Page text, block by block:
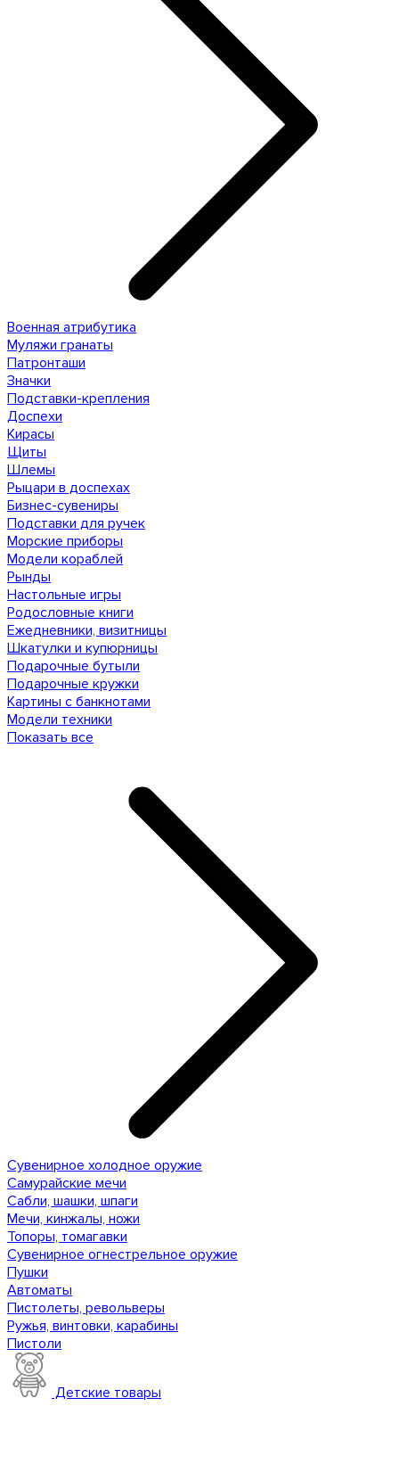
Военная атрибутика
Муляжи гранаты
Патронташи
Значки
Подставки-крепления
Доспехи
Кирасы
Щиты
Шлемы
Рыцари в доспехах
Бизнес-сувениры
Подставки для ручек
Морские приборы
Модели кораблей
Рынды
Настольные игры
Родословные книги
Ежедневники, визитницы
Шкатулки и купюрницы
Подарочные бутыли
Подарочные кружки
Картины с банкнотами
Модели техники
Показать все
Сувенирное холодное оружие
Самурайские мечи
Сабли, шашки, шпаги
Мечи, кинжалы, ножи
Топоры, томагавки
Сувенирное огнестрельное оружие
Пушки
Автоматы
Пистолеты, револьверы
Ружья, винтовки, карабины
Пистоли
Детские товары